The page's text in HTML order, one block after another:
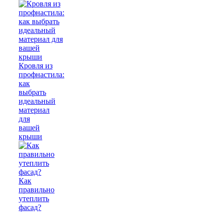
Кровля из
профнастила:
как
выбрать
идеальный
материал
для
вашей
крыши
Как
правильно
утеплить
фасад?